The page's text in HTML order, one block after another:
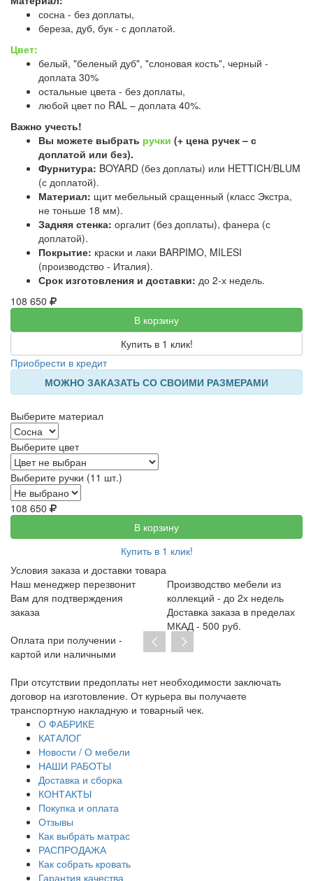
сосна - без доплаты,
береза, дуб, бук - с доплатой.
Цвет:
белый, "беленый дуб", "слоновая кость", черный -
доплата 30%
остальные цвета - без доплаты,
любой цвет по RAL – доплата 40%.
Важно учесть!
Вы можете выбрать ручки (+ цена ручек – с
доплатой или без).
Фурнитура: BOYARD (без доплаты) или HETTICH/BLUM
(с доплатой).
Материал: щит мебельный сращенный (класс Экстра,
не тоньше 18 мм).
Задняя стенка: оргалит (без доплаты), фанера (с
доплатой).
Покрытие: краски и лаки BARPIMO, MILESI
(производство - Италия).
Срок изготовления и доставки: до 2-х недель.
108 650
В корзину
Купить в 1 клик!
Приобрести в кредит
МОЖНО ЗАКАЗАТЬ СО СВОИМИ РАЗМЕРАМИ
Выберите материал
Выберите цвет
Выберите ручки (11 шт.)
108 650
В корзину
Купить в 1 клик!
Условия заказа и доставки товара
Наш менеджер перезвонит
Вам для подтверждения
заказа
Производство мебели из
коллекций - до 2х недель
Доставка заказа в пределах
МКАД - 500 руб.
Оплата при получении -
картой или наличными
предоплаты нет необходимости заключать
на изготовление. От курьера вы получаете
накладную и товарный чек.
Мы
О ФАБРИКЕ
КАТАЛОГ
Новости / О мебели
НАШИ РАБОТЫ
Доставка и сборка
КОНТАКТЫ
Покупка и оплата
Отзывы
Как выбрать матрас
РАСПРОДАЖА
Как собрать кровать
Гарантия качества